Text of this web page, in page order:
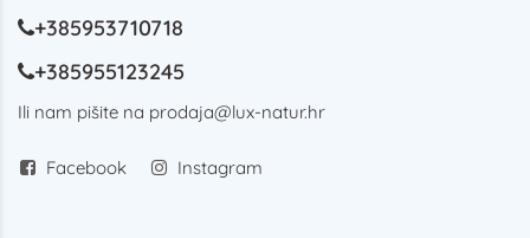
+385953710718
+385955123245
Ili nam pišite na prodaja@lux-natur.hr
Facebook Instagram